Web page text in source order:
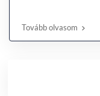
Tovább olvasom